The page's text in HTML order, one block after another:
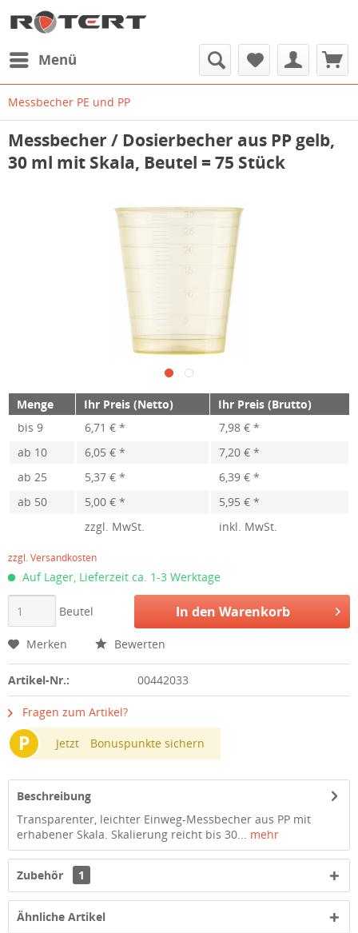
Menü
Messbecher PE und PP
Messbecher / Dosierbecher aus PP gelb,
30 ml mit Skala, Beutel = 75 Stück
Menge Ihr Preis (Netto)
Ihr Preis (Brutto)
bis 9 6,71 € *
7,98 € *
ab 10 6,05 € *
7,20 € *
ab 25 5,37 € *
6,39 € *
ab 50 5,00 € *
5,95 € *
zzgl. MwSt.
inkl. MwSt.
zzgl. Versandkosten
Auf Lager, Lieferzeit ca. 1-3 Werktage
Beutel In den Warenkorb
Merken Bewerten
Artikel-Nr.: 00442033
Fragen zum Artikel?
P Jetzt Bonuspunkte sichern
Beschreibung
Transparenter, leichter Einweg-Messbecher aus PP mit
erhabener Skala. Skalierung reicht bis 30... mehr
Zubehör 1
Ähnliche Artikel